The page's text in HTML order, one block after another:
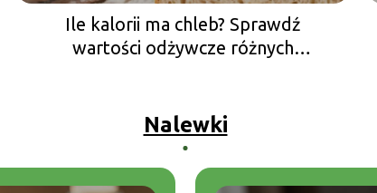
Ile kalorii ma chleb? Sprawdź
wartości odżywcze różnych
Nalewki